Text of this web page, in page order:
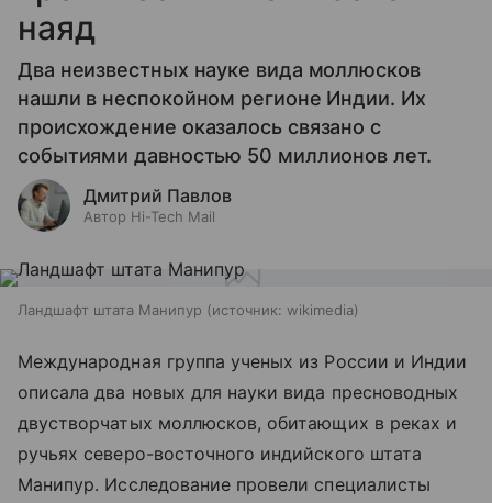
наяд
Два неизвестных науке вида моллюсков
нашли в неспокойном регионе Индии. Их
происхождение оказалось связано с
событиями давностью 50 миллионов лет.
Дмитрий Павлов
Автор Hi-Tech Mail
Ландшафт штата Манипур источник: wikimedia
Международная группа ученых из России и Индии
описала два новых для науки вида пресноводных
двустворчатых моллюсков, обитающих в реках и
ручьях северо-восточного индийского штата
Манипур. Исследование провели специалисты